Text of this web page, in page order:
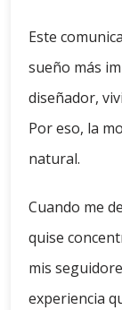
Este
sueño más
diseñador,
Por eso, la
natural.
Cuando me
quise
mis
experiencia